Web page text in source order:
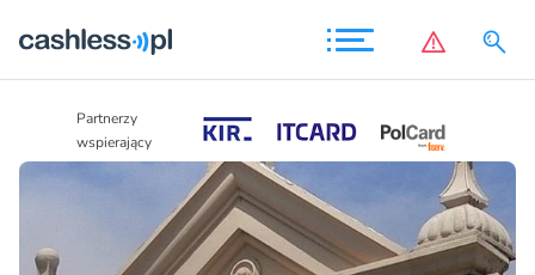
Partnerzy
wspierający